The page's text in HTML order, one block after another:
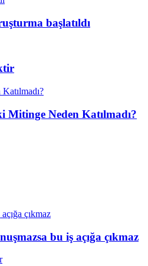
başlatıldı
Mitinge Neden Katılmadı?
bu iş açığa çıkmaz